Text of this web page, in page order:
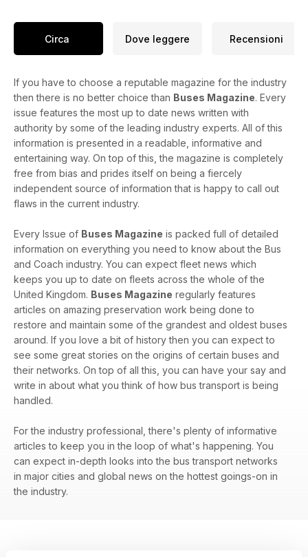
Circa Dove leggere Recensioni
If you have to choose a reputable magazine for the industry
then there is no better choice than Buses Magazine. Every
issue features the most up to date news written with
authority by some of the leading industry experts. All of this
information is presented in a readable, informative and
entertaining way. On top of this, the magazine is completely
free from bias and prides itself on being a fiercely
independent source of information that is happy to call out
flaws in the current industry.
Every Issue of Buses Magazine is packed full of detailed
information on everything you need to know about the Bus
and Coach industry. You can expect fleet news which
keeps you up to date on fleets across the whole of the
United Kingdom. Buses Magazine regularly features
articles on amazing preservation work being done to
restore and maintain some of the grandest and oldest buses
around. If you love a bit of history then you can expect to
see some great stories on the origins of certain buses and
their networks. On top of all this, you can have your say and
write in about what you think of how bus transport is being
handled.
For the industry professional, there's plenty of informative
articles to keep you in the loop of what's happening. You
can expect in-depth looks into the bus transport networks
in major cities and global news on the hottest goings-on in
the industry.